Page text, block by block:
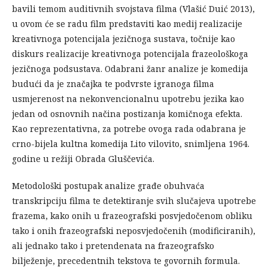
bavili temom auditivnih svojstava filma (Vlašić Duić 2013),
u ovom će se radu film predstaviti kao medij realizacije
kreativnoga potencijala jezičnoga sustava, točnije kao
diskurs realizacije kreativnoga potencijala frazeološkoga
jezičnoga podsustava. Odabrani žanr analize je komedija
budući da je značajka te podvrste igranoga filma
usmjerenost na nekonvencionalnu upotrebu jezika kao
jedan od osnovnih načina postizanja komičnoga efekta.
Kao reprezentativna, za potrebe ovoga rada odabrana je
crno-bijela kultna komedija Lito vilovito, snimljena 1964.
godine u režiji Obrada Gluščevića.
Metodološki postupak analize građe obuhvaća
transkripciju filma te detektiranje svih slučajeva upotrebe
frazema, kako onih u frazeografski posvjedočenom obliku
tako i onih frazeografski neposvjedočenih (modificiranih),
ali jednako tako i pretendenata na frazeografsko
bilježenje, precedentnih tekstova te govornih formula.